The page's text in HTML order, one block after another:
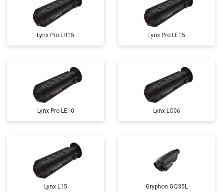
Lynx Pro LH15 Lynx Pro LE15
Lynx Pro LE10 Lynx LC06
Lynx L15 Gryphon GQ35L